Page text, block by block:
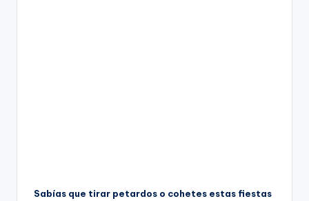
Sabías que tirar petardos o cohetes estas fiestas